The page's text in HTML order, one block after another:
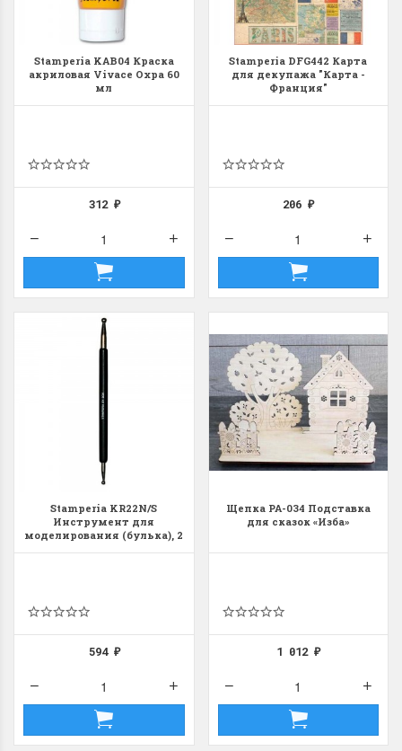
Stamperia KAB04 Краска
акриловая Vivace Охра 60
мл
312 ₽
Stamperia DFG442 Карта
для декупажа "Карта -
Франция"
206₽
Stamperia KR22N/S
Инструмент для
моделирования (булька), 2
594 ₽
Щепка РА-034 Подставка
для сказок «Изба»
1 012₽